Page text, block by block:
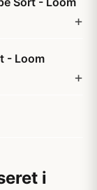
- Loom
i